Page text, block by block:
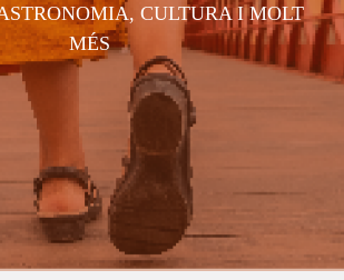
CULTURA I MOLT
MÉS